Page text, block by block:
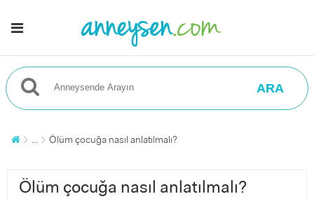
ARA
... Ölüm çocuğa nasıl anlatılmalı?
Ölüm çocuğa nasıl anlatılmalı?